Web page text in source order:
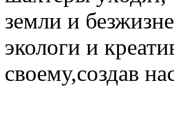
земли и
экологи и
своему,создав